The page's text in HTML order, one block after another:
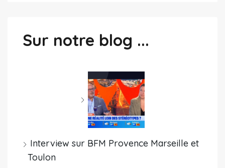
Sur notre blog ...
Interview sur BFM Provence Marseille et
Toulon